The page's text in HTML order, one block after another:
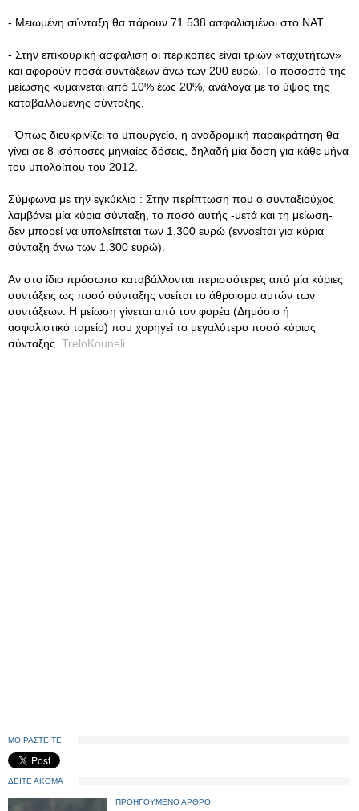
- Μειωμένη σύνταξη θα πάρουν 71.538 ασφαλισμένοι στο ΝΑΤ.
- Στην επικουρική ασφάλιση οι περικοπές είναι τριών «ταχυτήτων»
και αφορούν ποσά συντάξεων άνω των 200 ευρώ. Το ποσοστό της
μείωσης κυμαίνεται από 10% έως 20%, ανάλογα με το ύψος της
καταβαλλόμενης σύνταξης.
- Όπως διευκρινίζει το υπουργείο, η αναδρομική παρακράτηση θα
γίνει σε 8 ισόποσες μηνιαίες δόσεις, δηλαδή μία δόση για κάθε μήνα
του υπολοίπου του 2012.
Σύμφωνα με την εγκύκλιο : Στην περίπτωση που ο συνταξιούχος
λαμβάνει μία κύρια σύνταξη, το ποσό αυτής -μετά και τη μείωση-
δεν μπορεί να υπολείπεται των 1.300 ευρώ (εννοείται για κύρια
σύνταξη άνω των 1.300 ευρώ).
Αν στο ίδιο πρόσωπο καταβάλλονται περισσότερες από μία κύριες
συντάξεις ως ποσό σύνταξης νοείται το άθροισμα αυτών των
συντάξεων. Η μείωση γίνεται από τον φορέα (Δημόσιο ή
ασφαλιστικό ταμείο) που χορηγεί το μεγαλύτερο ποσό κύριας
σύνταξης. TreloKouneli
ΜΟΙΡΑΣΤΕΙΤΕ
ΔΕΙΤΕ ΑΚΟΜΑ
ΠΡΟΗΓΟΥΜΕΝΟ ΑΡΘΡΟ